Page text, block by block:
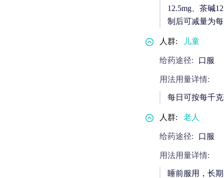
12.5mg、茶碱
制后可减量为
人群: 儿童
给药途径: 口服
用法用量详情:
每日可按每千
人群: 老人
给药途径: 口服
用法用量详情:
睡前服用，长